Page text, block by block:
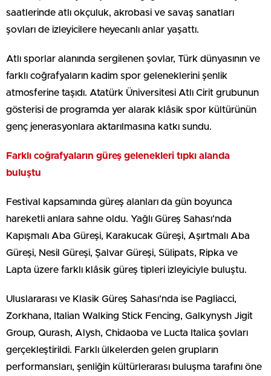
saatlerinde atlı okçuluk, akrobasi ve savaş sanatları
şovları de izleyicilere heyecanlı anlar yaşattı.
Atlı sporlar alanında sergilenen şovlar, Türk dünyasının ve
farklı coğrafyaların kadim spor geleneklerini şenlik
atmosferine taşıdı. Atatürk Üniversitesi Atlı Cirit grubunun
gösterisi de programda yer alarak klâsik spor kültürünün
genç jenerasyonlara aktarılmasına katkı sundu.
Farklı coğrafyaların güreş gelenekleri tıpkı alanda
buluştu
Festival kapsamında güreş alanları da gün boyunca
hareketli anlara sahne oldu. Yağlı Güreş Sahası’nda
Kapışmalı Aba Güreşi, Karakucak Güreşi, Aşırtmalı Aba
Güreşi, Nesil Güreşi, Şalvar Güreşi, Sülipats, Ripka ve
Lapta üzere farklı klâsik güreş tipleri izleyiciyle buluştu.
Uluslararası ve Klasik Güreş Sahası’nda ise Pagliacci,
Zorkhana, Italian Walking Stick Fencing, Galkynysh Jigit
Group, Qurash, Alysh, Chidaoba ve Lucta Italica şovları
gerçekleştirildi. Farklı ülkelerden gelen grupların
performansları, şenliğin kültürlerarası buluşma tarafını öne